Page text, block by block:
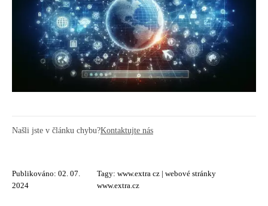
Našli jste v článku chybu?Kontaktujte nás
Publikováno: 02. 07.
2024
Tagy: www.extra cz| webové stránky
www.extra.cz